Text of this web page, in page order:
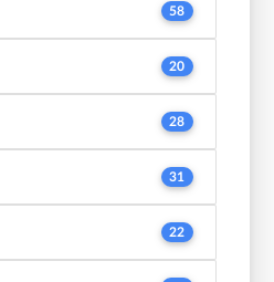
58
20
28
31
22